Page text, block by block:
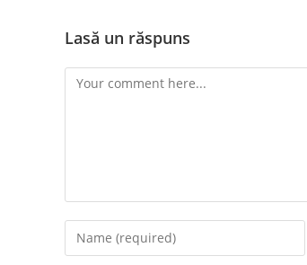
Lasă un răspuns
Comment
Enter
your